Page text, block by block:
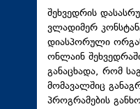
შეხვედრის
ვლადიმერ
დიასპორული
ონლაინ
განაცხადა, რომ
მომავალშიც
პროგრამების